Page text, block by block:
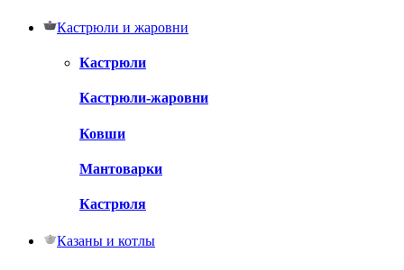
Кастрюли и жаровни
Кастрюли
Кастрюли-жаровни
Ковши
Мантоварки
Кастрюля
Казаны и котлы